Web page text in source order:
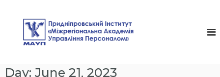
Day: June 21, 2023